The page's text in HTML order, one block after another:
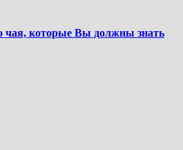
чая, которые Вы должны знать